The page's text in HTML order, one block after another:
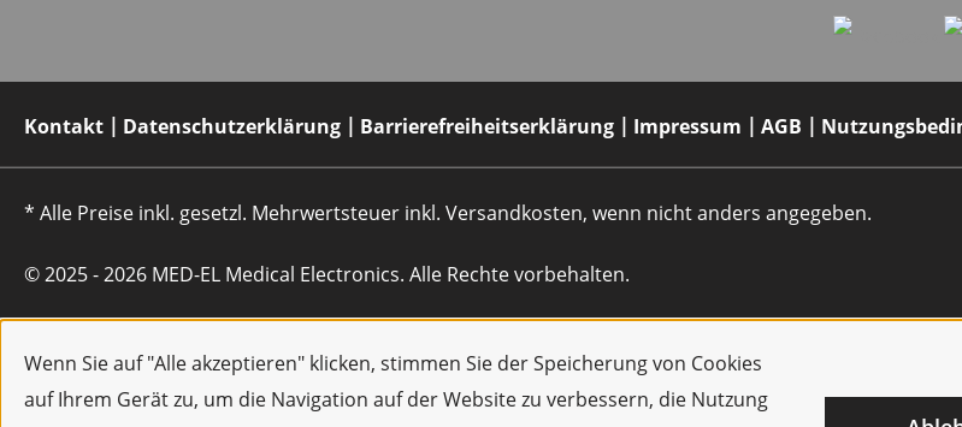
Wenn Sie auf "Alle akzeptieren" klicken, stimmen Sie der Speicherung von Cookies
auf Ihrem Gerät zu, um die Navigation auf der Website zu verbessern, die Nutzung
Kontakt Datenschutzerklärung Barrierefreiheitserklärung Impressum AGB
* Alle Preise inkl. gesetzl. Mehrwertsteuer inkl. Versandkosten, wenn nicht anders angegeben.
© 2025 - 2026 MED-EL Medical Electronics. Alle Rechte vorbehalten.